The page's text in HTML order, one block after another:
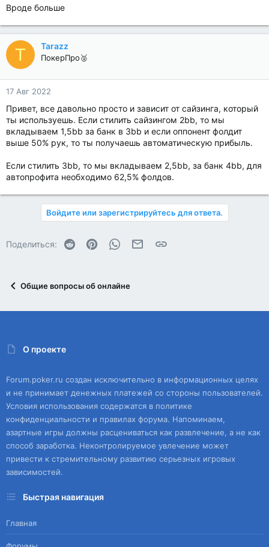
Вроде больше
T Tarazz
ПокерПро🥈
17 Авг 2022
Привет, все давольно просто и зависит от сайзинга, который
ты используешь. Если стилить сайзингом 2bb, то мы
вкладываем 1,5bb за банк в 3bb и если оппонент фолдит
выше 50% рук, то ты получаешь автоматическую прибыль.
Если стилить 3bb, то мы вкладываем 2,5bb, за банк 4bb, для
автопрофита необходимо 62,5% фолдов.
Войдите или зарегистрируйтесь для ответа.
Поделиться: Reddit PinterestWhatsAppЭлектронная почта
Ссылка
Общие вопросы об онлайне
О проекте
Forum.poker.ru создан исключительно в информационных целях
и не принимает денежных платежей со стороны пользователей.
Условия использования содержатся в политике
конфиденциальности и правилах форума. Напоминаем,
азартные игры должны расцениваться как развлечение, а не как
способ заработка. Неконтролируемое увлечение может
привести к стремительному развитию серьезных игровых
зависимостей.
Быстрая навигация
Главная